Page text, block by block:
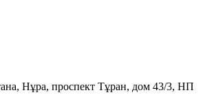
Нұра, проспект Тұран, дом 43/3, НП